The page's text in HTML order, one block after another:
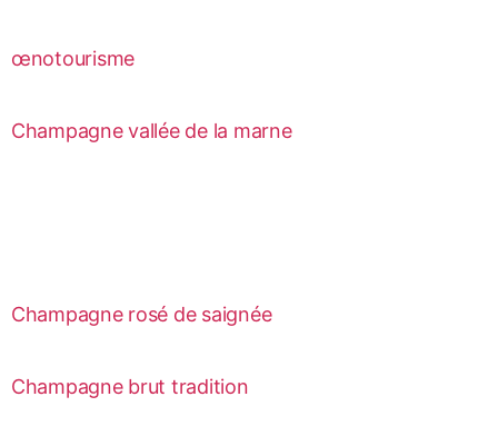
œnotourisme
Champagne vallée de la marne
Champagne rosé de saignée
Champagne brut tradition